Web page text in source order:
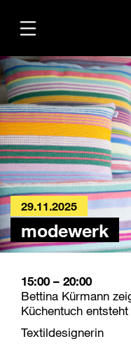
Übersicht
Informationen
Kontakt
29.11.2025
modewerk
15:00 – 20:00
Bettina Kürmann
Küchentuch entsteht
Textildesignerin